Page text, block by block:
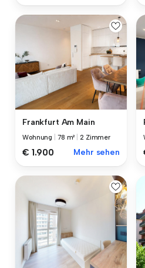
Frankfurt Am Main
Wohnung 78 m² |2 Zimmer
€ 1.900 Mehr sehen